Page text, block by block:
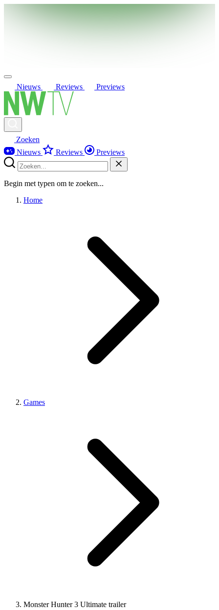
Nieuws Reviews Previews
Zoeken
Nieuws
Reviews Previews
Begin met typen om te zoeken...
Home
Games
Monster Hunter 3 Ultimate trailer